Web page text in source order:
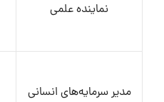
نماینده علمی
مدیر سرمایه‌های انسانی